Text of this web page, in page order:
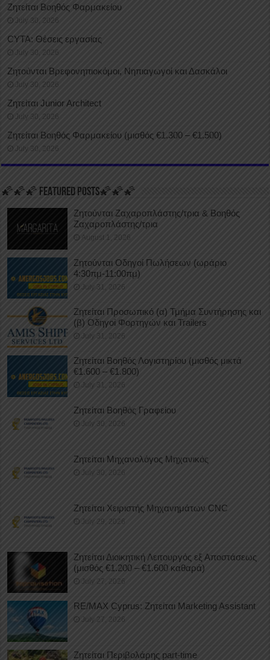
Ζητείται Βοηθός Φαρμακείου
July 30, 2026
CYTA: Θέσεις εργασίας
July 30, 2026
Ζητούνται Βρεφονηπιοκόμοι, Νηπιαγωγοί και Δασκάλοι
July 30, 2026
Ζητείται Junior Architect
July 30, 2026
Ζητείται Βοηθός Φαρμακείου (μισθός €1.300 – €1.500)
July 30, 2026
🌠🌠🌠 FEATURED POSTS🌠🌠🌠
Ζητούνται Ζαχαροπλάστης/τρια & Βοηθός
Ζαχαροπλάστης/τρια
August 1, 2026
Ζητούνται Οδηγοί Πωλήσεων (ωράριο
4:30πμ-11:00πμ)
July 31, 2026
Ζητείται Προσωπικό (α) Τμήμα Συντήρησης και
(β) Οδηγοί Φορτηγών και Trailers
July 31, 2026
Ζητείται Βοηθός Λογιστηρίου (μισθός μικτά
€1.600 – €1.800)
July 31, 2026
Ζητείται Βοηθός Γραφείου
July 30, 2026
Ζητείται Μηχανολόγος Μηχανικός
July 30, 2026
Ζητείται Χειριστής Μηχανημάτων CNC
July 29, 2026
Ζητείται Διοικητική Λειτουργός εξ Αποστάσεως
(μισθός €1.200 – €1.600 καθαρά)
July 27, 2026
RE/MAX Cyprus: Ζητείται Marketing Assistant
July 27, 2026
Ζητείται Περιβολάρης part-time